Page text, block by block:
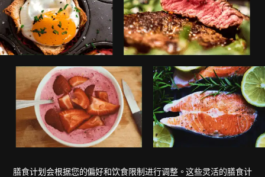
膳食计划会根据您的偏好和饮食限制进行调整。这些灵活的膳食计